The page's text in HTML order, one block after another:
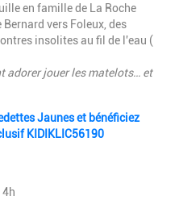
en famille de La Roche
vers Foleux, des
insolites au fil de l'eau (
adorer jouer les matelots… et
Jaunes et bénéficiez
KIDIKLIC56190
4h